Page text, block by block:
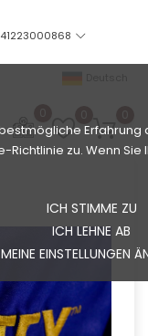
Richtlinie zu. Wenn
ICH STIMME ZU
ICH LEHNE AB
MEINE EINSTELLUNGEN